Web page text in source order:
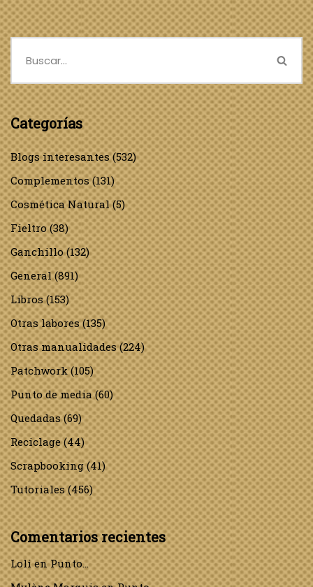
Categorías
Blogs interesantes(532)
Complementos(131)
Cosmética Natural(5)
Fieltro(38)
Ganchillo(132)
General(891)
Libros(153)
Otras labores(135)
Otras manualidades(224)
Patchwork(105)
Punto de media(60)
Quedadas(69)
Reciclage(44)
Scrapbooking(41)
Tutoriales(456)
Comentarios recientes
LolienPunto…